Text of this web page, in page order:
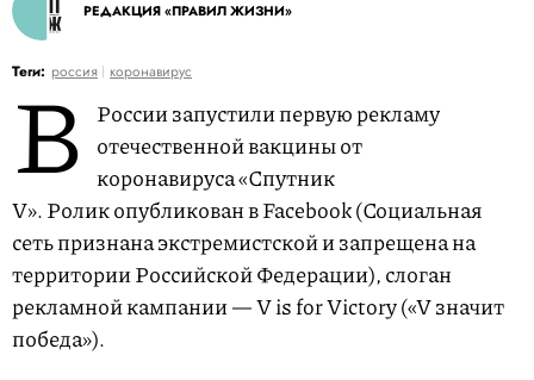
РЕДАКЦИЯ «ПРАВИЛ ЖИЗНИ»
Теги: россия коронавирус
В
России запустили первую рекламу
отечественной вакцины от
коронавируса «Спутник
V». Ролик опубликован в Facebook (Социальная
сеть признана экстремистской и запрещена на
территории Российской Федерации), слоган
рекламной кампании — V is for Victory («V значит
победа»).